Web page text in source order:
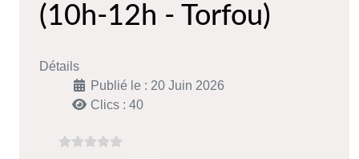
(10h-12h - Torfou)
Détails
Publié le : 20 Juin 2026
Clics : 40